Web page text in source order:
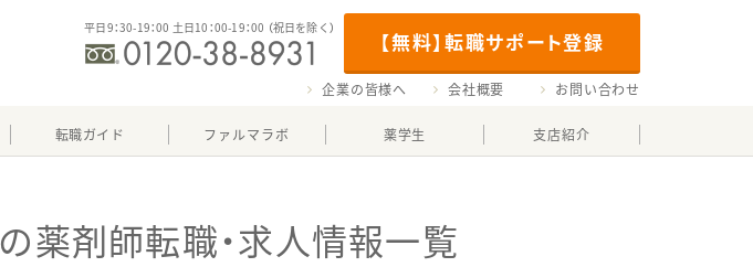
【無料】転職サポート登録
平日9：30-19：00 土日10：00-19：00 （祝日を除く）
企業の皆様へ 会社概要 お問い合わせ
転職ガイド ファルマラボ 薬学生 支店紹介
の薬剤師転職・求人情報一覧